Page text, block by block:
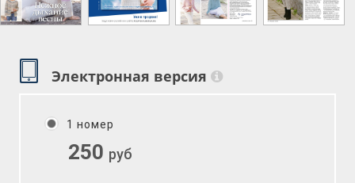
Электронная версия
1 номер
250 руб